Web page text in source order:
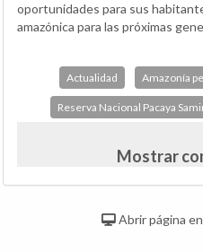
oportunidades para sus
amazónica para las próximas
Actualidad Amazonía
Reserva Nacional Pacaya
Mostrar
Abrir página